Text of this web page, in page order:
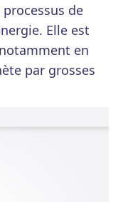
de
Elle est
en
par grosses